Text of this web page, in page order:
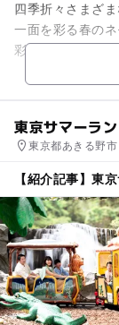
四季折々さまざ
一面を彩る春の
彩なアトラクシ
間アスレチック
東京サマーラ
東京都あきる野
【紹介記事】東